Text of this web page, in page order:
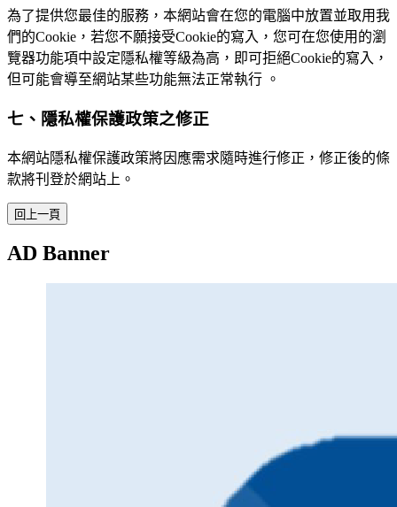
為了提供您最佳的服務，本網站會在您的電腦中放置並取用我
們的Cookie，若您不願接受Cookie的寫入，您可在您使用的瀏
覽器功能項中設定隱私權等級為高，即可拒絕Cookie的寫入，
但可能會導至網站某些功能無法正常執行 。
七、隱私權保護政策之修正
本網站隱私權保護政策將因應需求隨時進行修正，修正後的條
款將刊登於網站上。
AD Banner